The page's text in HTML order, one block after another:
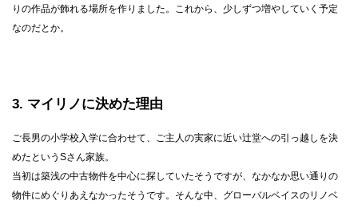
りの作品が飾れる場所を作りました。これから、少しずつ増やしていく予定
なのだとか。
3 マイリノに決めた理由
ご長男の小学校入学に合わせて、ご主人の実家に近い辻堂への引っ越しを決
めたというSさん家族。
当初は築浅の中古物件を中心に探していたそうですが、なかなか思い通りの
物件にめぐりあえなかったそうです。そんな中、グローバルベイスのリノベ